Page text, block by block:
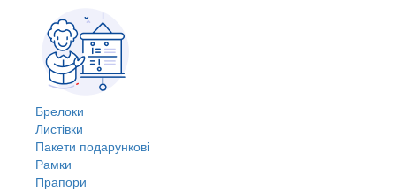
Брелоки
Листівки
Пакети подарункові
Рамки
Прапори